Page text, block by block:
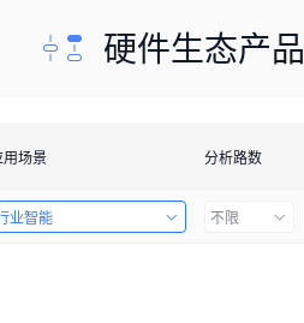
硬件生态产品
用场景 分析路数
业智能 不限